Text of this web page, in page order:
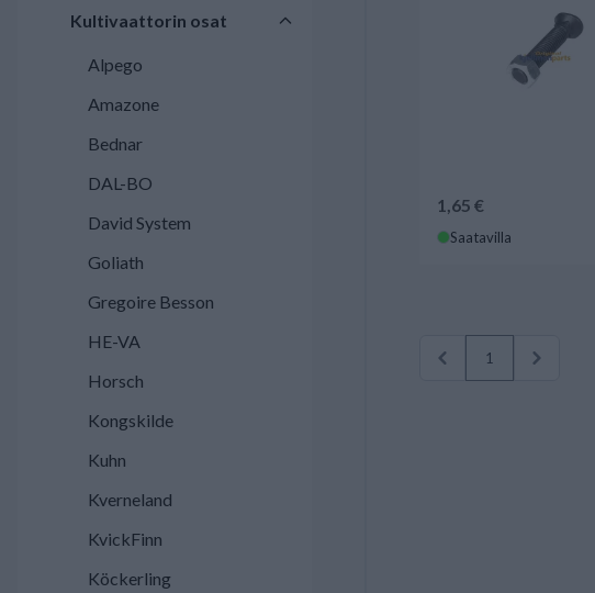
Kultivaattorin osat
Alpego
Amazone
Bednar
DAL-BO
David System
Goliath
Gregoire Besson
HE-VA
Horsch
Kongskilde
Kuhn
Kverneland
KvickFinn
Köckerling
1,65 €
Saatavilla
1